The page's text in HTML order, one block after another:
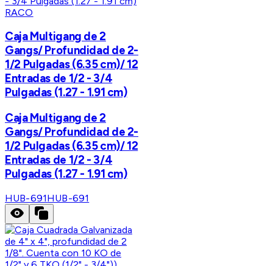
RACO
Caja Multigang de 2
Gangs/ Profundidad de 2-
1/2 Pulgadas (6.35 cm)/ 12
Entradas de 1/2 - 3/4
Pulgadas (1.27 - 1.91 cm)
Caja Multigang de 2
Gangs/ Profundidad de 2-
1/2 Pulgadas (6.35 cm)/ 12
Entradas de 1/2 - 3/4
Pulgadas (1.27 - 1.91 cm)
HUB-691HUB-691